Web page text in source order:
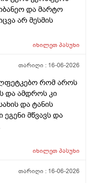
და მარტო
არ მესმის
იხილეთპასუხი
თარიღი : 16-06-2026
რომ აროს
და ამდროს კი
და ტანის
მწვავს და
იხილეთპასუხი
თარიღი : 16-06-2026